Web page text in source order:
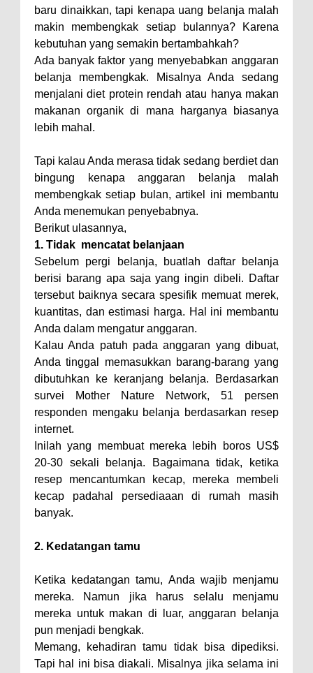
baru dinaikkan, tapi kenapa uang belanja malah
makin membengkak setiap bulannya? Karena
kebutuhan yang semakin bertambahkah?
Ada banyak faktor yang menyebabkan anggaran
belanja membengkak. Misalnya Anda sedang
menjalani diet protein rendah atau hanya makan
makanan organik di mana harganya biasanya
lebih mahal.
Tapi kalau Anda merasa tidak sedang berdiet dan
bingung kenapa anggaran belanja malah
membengkak setiap bulan, artikel ini membantu
Anda menemukan penyebabnya.
Berikut ulasannya,
1. Tidak mencatat belanjaan
Sebelum pergi belanja, buatlah daftar belanja
berisi barang apa saja yang ingin dibeli. Daftar
tersebut baiknya secara spesifik memuat merek,
kuantitas, dan estimasi harga. Hal ini membantu
Anda dalam mengatur anggaran.
Kalau Anda patuh pada anggaran yang dibuat,
Anda tinggal memasukkan barang-barang yang
dibutuhkan ke keranjang belanja. Berdasarkan
survei Mother Nature Network, 51 persen
responden mengaku belanja berdasarkan resep
internet.
Inilah yang membuat mereka lebih boros US$
20-30 sekali belanja. Bagaimana tidak, ketika
resep mencantumkan kecap, mereka membeli
kecap padahal persediaaan di rumah masih
banyak.
2. Kedatangan tamu
Ketika kedatangan tamu, Anda wajib menjamu
mereka. Namun jika harus selalu menjamu
mereka untuk makan di luar, anggaran belanja
pun menjadi bengkak.
Memang, kehadiran tamu tidak bisa dipediksi.
Tapi hal ini bisa diakali. Misalnya jika selama ini